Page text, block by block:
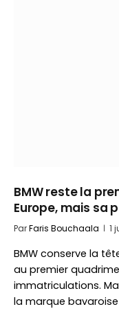
BMW reste la
Europe, mais sa
ParFaris Bouchaala 1
BMW conserve la
au premier
immatriculations.
la marque